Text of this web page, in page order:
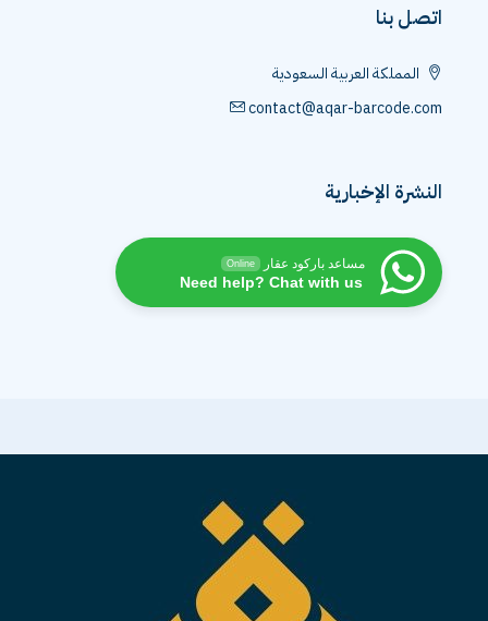
اتصل بنا
المملكة العربية السعودية
contact@aqar-barcode.com
النشرة الإخبارية
مساعد باركود عقار Online
Need help? Chat with us